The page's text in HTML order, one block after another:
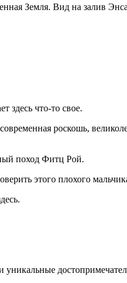
Земля. Вид на залив
здесь что-то свое.
роскошь,
поход Фитц Рой.
этого плохого